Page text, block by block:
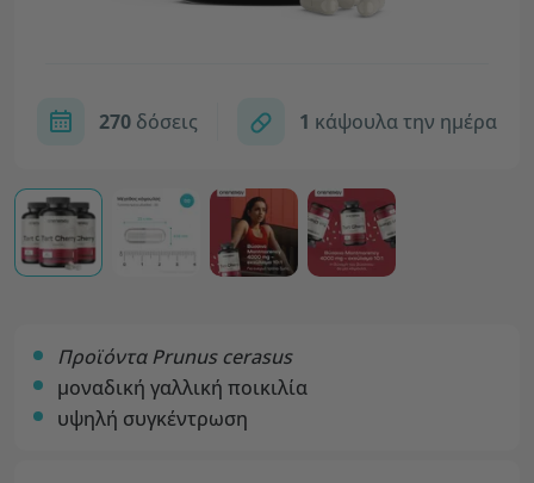
270 δόσεις 1 κάψουλα την ημέρα
Προϊόντα Prunus cerasus
μοναδική γαλλική ποικιλία
υψηλή συγκέντρωση